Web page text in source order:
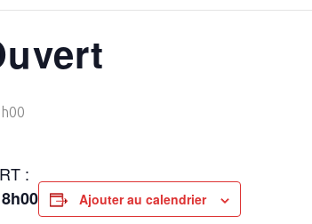
:
Ajouter au calendrier